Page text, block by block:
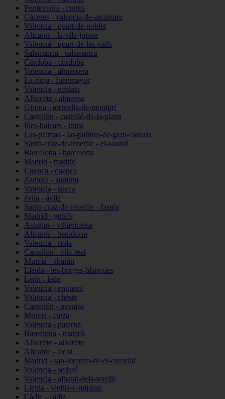
Pontevedra - cuntis
Cáceres - valencia-de-alcántara
Valencia - quart-de-poblet
Alicante - la-vila-joiosa
Valencia - quart-de-les-valls
Salamanca - salamanca
Córdoba - córdoba
Valencia - almàssera
La-rioja - fuenmayor
Valencia - mislata
Albacete - almansa
Girona - torroella-de-montgrí
Castellón - castelló-de-la-plana
Illes-balears - ibiza
Las-palmas - las-palmas-de-gran-canaria
Santa-cruz-de-tenerife - el-sauzal
Barcelona - barcelona
Madrid - madrid
Cuenca - cuenca
Zamora - zamora
Valencia - sueca
ávila - ávila
Santa-cruz-de-tenerife - fasnia
Madrid - getafe
Asturias - villaviciosa
Alicante - benidorm
Valencia - riola
Castellón - vila-real
Murcia - abarán
Lleida - les-borges-blanques
León - león
Valencia - enguera
Valencia - cheste
Castellón - navajas
Murcia - cieza
Valencia - paterna
Barcelona - mataró
Albacete - albacete
Alicante - alcoi
Madrid - san-lorenzo-de-el-escorial
Valencia - sedaví
Valencia - albalat-dels-sorells
Lleida - vielha-e-mijaran
Cádiz - cádiz